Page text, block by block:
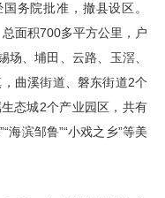
院批准，撤县设区。
面积700多平方公里，户
、埔田、云路、玉滘、
曲溪街道、磐东街道2个
态城2个产业园区，共有
海滨邹鲁”“小戏之乡”等美